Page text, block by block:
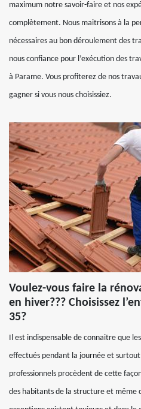
maximum notre savoir-faire et nos
complètement. Nous maitrisons à la
nécessaires au bon déroulement des
nous confiance pour l’exécution des
à Parame. Vous profiterez de nos
gagner si vous nous choisissiez.
Voulez-vous faire la
en hiver??? Choisissez
35?
Il est indispensable de connaitre que
effectués pendant la journée et surtout
professionnels procèdent de cette
des habitants de la structure et même